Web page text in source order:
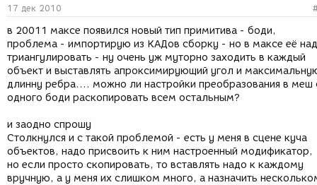
ы
и
я
17 дек 2010
в 20011 максе появился новый тип примитива - боди,
проблема - импортирую из КАДов сборку - но в максе её
триангулировать - ну очень уж муторно заходить в каждый
объект и выставлять апроксимирующий угол и
длинну ребра.... можно ли настройки преобразования в меш
одного боди раскопировать всем остальным?
и заодно спрошу
Столкнулся и с такой проблемой - есть у меня в сцене куча
объектов, надо присвоить к ним настроенный модификатор,
но если просто скопировать, то вставлять надо к каждому
вручную, а у меня их слишком много, а назначить